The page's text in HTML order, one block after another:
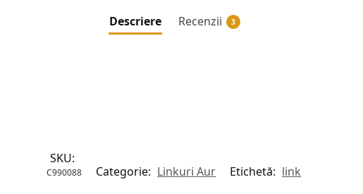
Descriere Recenzii 3
SKU:
C990088 Categorie: Linkuri Aur Etichetă: link